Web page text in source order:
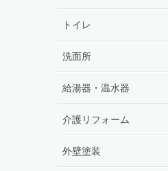
トイレ
洗面所
給湯器・温水器
介護リフォーム
外壁塗装